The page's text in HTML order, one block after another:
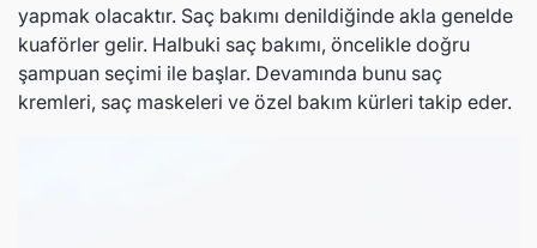
yapmak olacaktır. Saç bakımı denildiğinde akla genelde
kuaförler gelir. Halbuki saç bakımı, öncelikle doğru
şampuan seçimi ile başlar. Devamında bunu saç
kremleri, saç maskeleri ve özel bakım kürleri takip eder.